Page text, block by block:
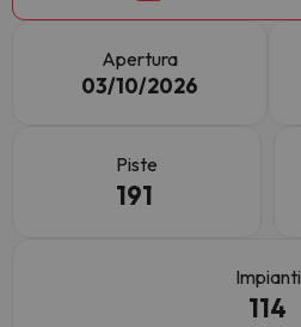
Apertura
03/10/2026
Piste
191
Impianti
114